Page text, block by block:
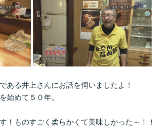
ある井上さんにお話を伺いましたよ！
始めて５０年。
！ものすごく柔らかくて美味しかった～！！